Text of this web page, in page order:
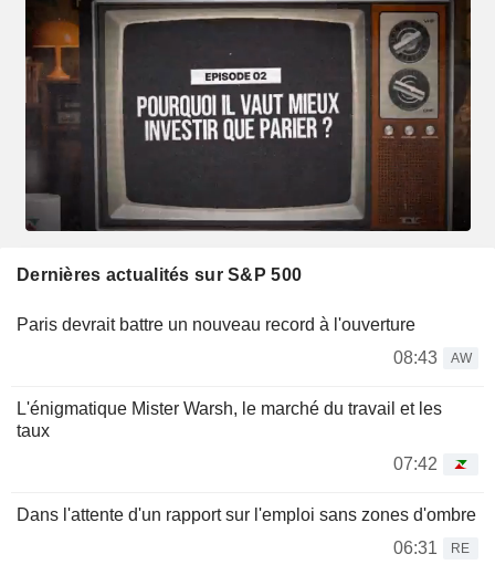
Dernières actualités sur S&P 500
Paris devrait battre un nouveau record à l'ouverture
08:43
AW
L'énigmatique Mister Warsh, le marché du travail et les
taux
07:42
Dans l'attente d'un rapport sur l'emploi sans zones d'ombre
06:31
RE